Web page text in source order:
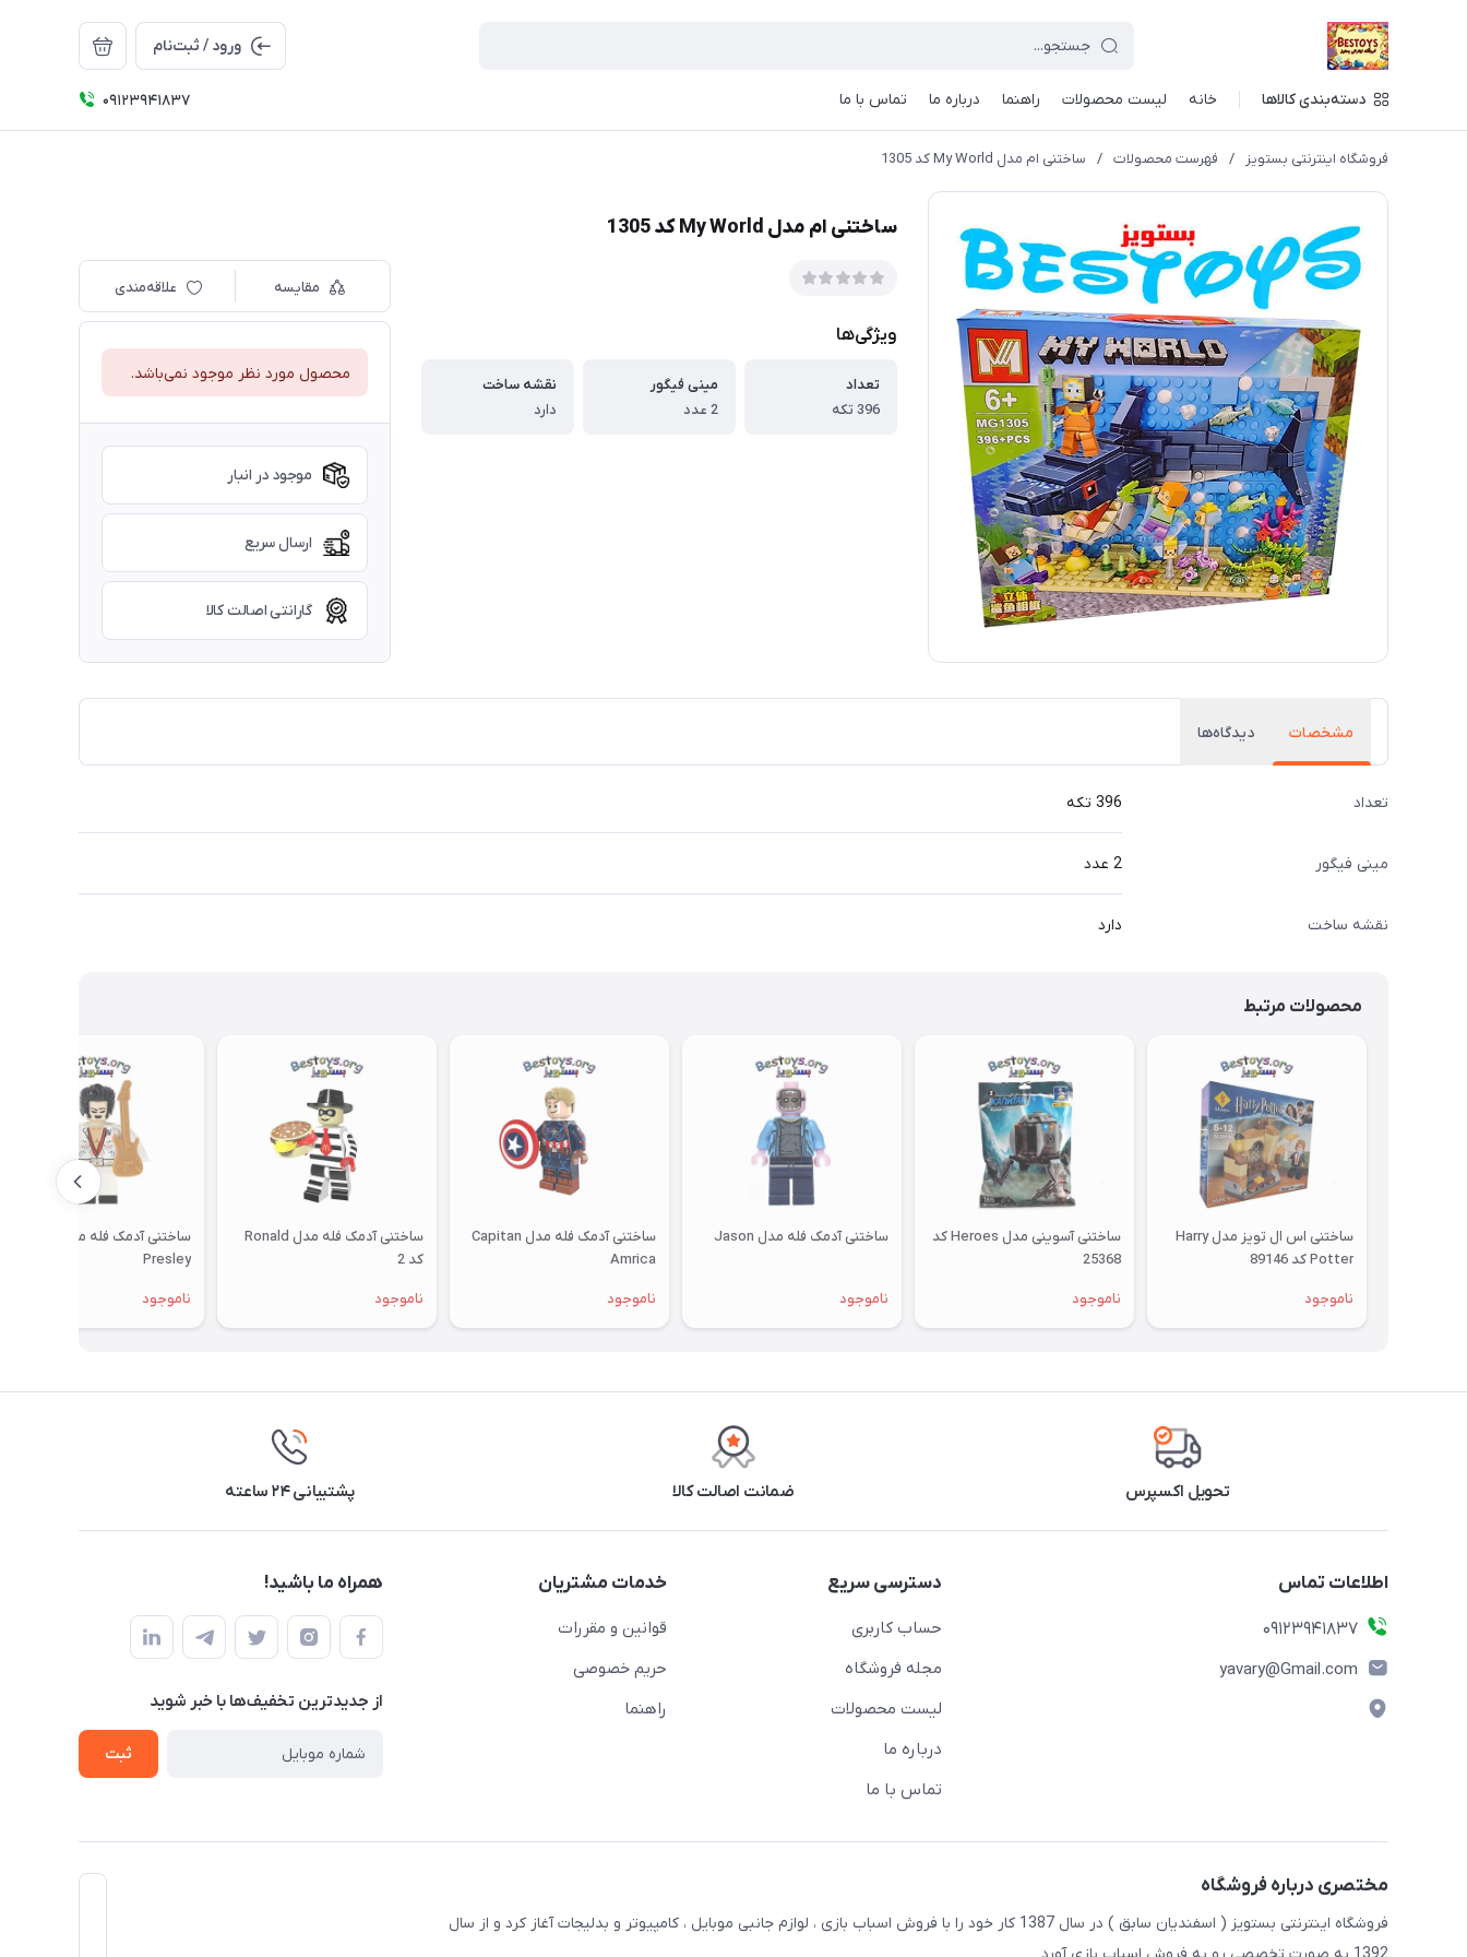
ورود / ثبت‌نام
دسته‌بندی کالاها خانه لیست محصولات راهنما درباره ما تماس با ما 09123941837
فروشگاه اینترنتی بستویز / فهرست محصولات / ساختنی ام مدل My World کد 1305
ساختنی ام مدل My World کد 1305
ویژگی‌ها
تعداد
396 تکه
مینی فیگور
2 عدد
نقشه ساخت
دارد
مقایسه علاقه‌مندی
محصول مورد نظر موجود نمی‌باشد.
موجود در انبار
ارسال سریع
گارانتی اصالت کالا
مشخصات دیدگاه‌ها
تعداد 396 تکه
مینی فیگور 2 عدد
نقشه ساخت دارد
محصولات مرتبط
ساختنی اس ال تویز مدل Harry
Potter کد 89146
ناموجود
ساختنی آسوینی مدل Heroes کد
25368
ناموجود
ساختنی آدمک فله مدل Jason
ناموجود
ساختنی آدمک فله مدل Capitan
Amrica
ناموجود
ساختنی آدمک فله مدل Ronald
کد 2
ناموجود
Presley
ناموجود
تحویل اکسپرس ضمانت اصالت کالا پشتیبانی ۲۴ ساعته
اطلاعات تماس
09123941837
yavary@Gmail.com
دسترسی سریع
حساب کاربری
مجله فروشگاه
لیست محصولات
درباره ما
تماس با ما
خدمات مشتریان
قوانین و مقررات
حریم خصوصی
راهنما
همراه ما باشید!
از جدید‌ترین تخفیف‌ها با‌ خبر شوید
ثبت
مختصری درباره فروشگاه
فروشگاه اینترنتی بستویز ( اسفندیان سابق ) در سال 1387 کار خود را با فروش اسباب بازی ، لوازم جانبی موبایل ، کامپیوتر و بدلیجات آغاز کرد و از سال